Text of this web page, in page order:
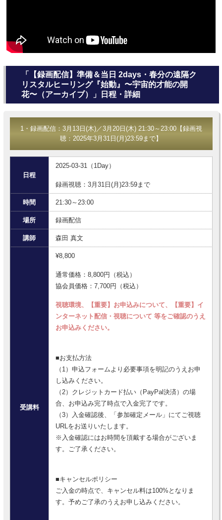
「【録画配信】準備＆当日 2days・春分の遠隔ク
リスタルヒーリング『始動』〜宇宙的才能の開
花〜（アーカイブ）」日程・詳細
1・録画配信：3月13日(木)／3月20日(木) 21:30～23:00【録画視
聴：2025年3月31日(月)23:59まで】
日程
2025-03-31（1Day）
録画視聴：3月31日(月)23:59まで
時間 21:30～23:00
場所 録画配信
講師 森田 真文
受講料
¥8,800
通常価格：8,800円（税込）
協会員価格：7,700円（税込）
視聴環境、【重要】お申込みについて、【重要】イ
ンターネット配信・視聴について 等をご確認のうえ
お申込みください。
■お支払方法
（1）申込フォームより必要事項を明記のうえお申
し込みください。
（2）クレジットカード払い（PayPal決済）の場
合、お申込み完了時点で入金完了です。
（3）入金確認後、「参加確定メール」にてご視聴
URLをお送りいたします。
※入金確認にはお時間を頂戴する場合がございま
す。ご了承ください。
■キャンセルポリシー
ご入金の時点で、キャンセル料は100%となりま
す。予めご了承のうえお申し込みください。